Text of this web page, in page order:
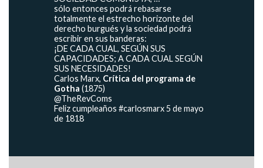
sólo entonces podrá rebasarse
totalmente el estrecho horizonte del
derecho burgués y la sociedad podrá
escribir en sus banderas:
¡DE CADA CUAL, SEGÚN SUS
CAPACIDADES; A CADA CUAL SEGÚN
SUS NECESIDADES!
Carlos Marx, Crítica del programa de
Gotha (1875)
@TheRevComs
Feliz cumpleaños #carlosmarx 5 de mayo
de 1818